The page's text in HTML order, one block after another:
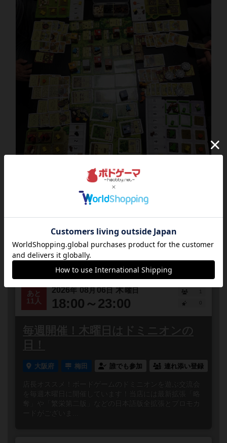
近くで予定されてるボードゲーム会
あと
11人
2026年 08月06日 木曜日
18:00～23:00
1
毎週開催！木曜日はドミニオンの
日！
大阪府 梅田 誰でも参加 連れ添い登録
店長オススメ！ボードゲームのドミニオンを遊ぶ交流会
を毎週木曜日に開催しています！当店には最新拡張「略
奪」や「繁栄第二版」などの日本語版全拡張とプロモカ